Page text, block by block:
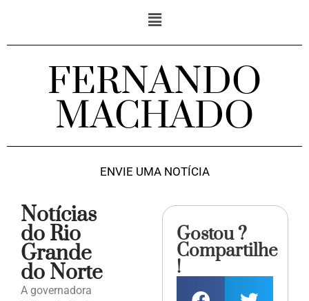
FERNANDO
MACHADO
ENVIE UMA NOTÍCIA
Notícias
do Rio
Grande
do Norte
A governadora
Gostou ?
Compartilhe
!